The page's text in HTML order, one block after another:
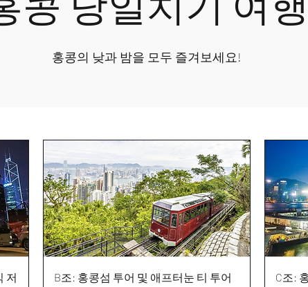
홍콩의 낮과 밤을 모두 즐겨보세요!
저
B조: 홍콩섬 투어 및 애프터눈 티 투어
C조: